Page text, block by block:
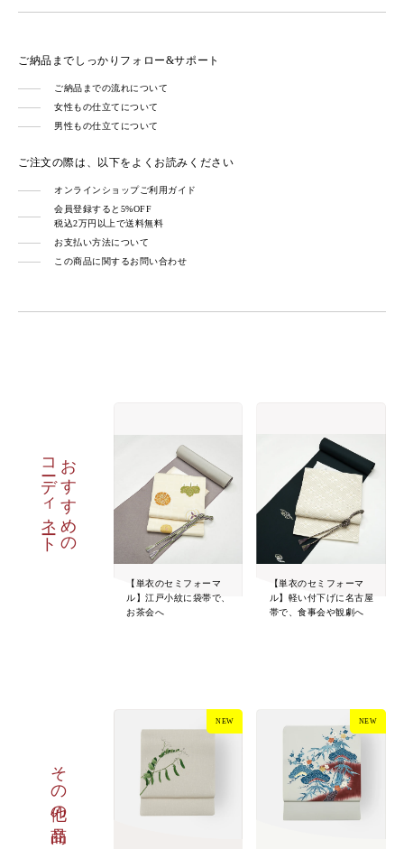
ご納品までしっかりフォロー&サポート
ご納品までの流れについて
女性もの仕立てについて
男性もの仕立てについて
ご注文の際は、以下をよくお読みください
オンラインショップご利用ガイド
会員登録すると5%OFF
税込2万円以上で送料無料
お支払い方法について
この商品に関するお問い合わせ
おすすめの
コーディネート
【単衣のセミフォーマ
ル】江戸小紋に袋帯で、
お茶会へ
【単衣のセミフォーマ
ル】軽い付下げに名古屋
帯で、食事会や観劇へ
その他の商品
NEW NEW